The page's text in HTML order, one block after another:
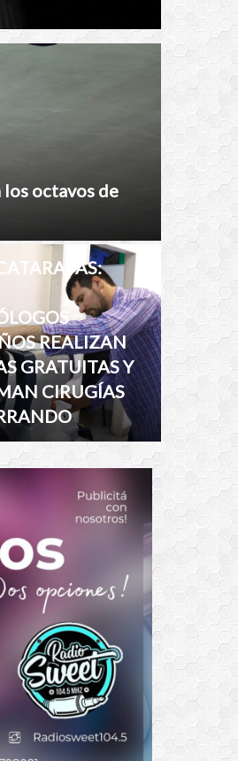
octavos de
REALIZAN
GRATUITAS Y
CIRUGÍAS